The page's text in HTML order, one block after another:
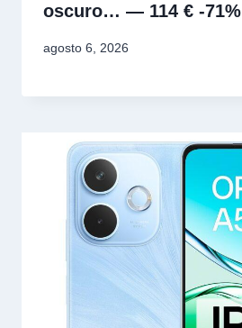
oscuro… — 114 € -71%
agosto 6, 2026